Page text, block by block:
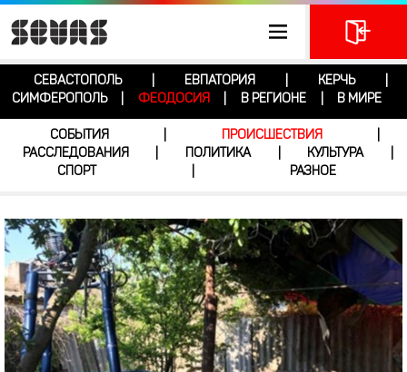
СЕВАСТОПОЛЬ ЕВПАТОРИЯ КЕРЧЬ
СИМФЕРОПОЛЬ
ФЕОДОСИЯ В РЕГИОНЕ В МИРЕ
СОБЫТИЯ ПРОИСШЕСТВИЯ
РАССЛЕДОВАНИЯ
ПОЛИТИКА КУЛЬТУРА
СПОРТ
РАЗНОЕ